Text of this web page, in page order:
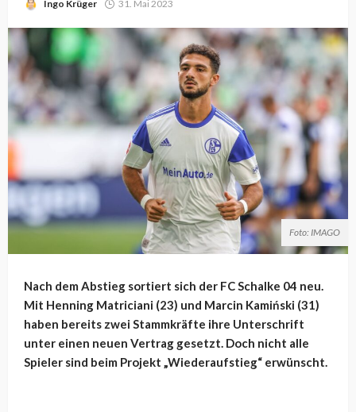
Ingo Krüger 31. Mai 2023
Foto: IMAGO
Nach dem Abstieg sortiert sich der FC Schalke 04 neu.
Mit Henning Matriciani (23) und Marcin Kamiński (31)
haben bereits zwei Stammkräfte ihre Unterschrift
unter einen neuen Vertrag gesetzt. Doch nicht alle
Spieler sind beim Projekt „Wiederaufstieg“ erwünscht.